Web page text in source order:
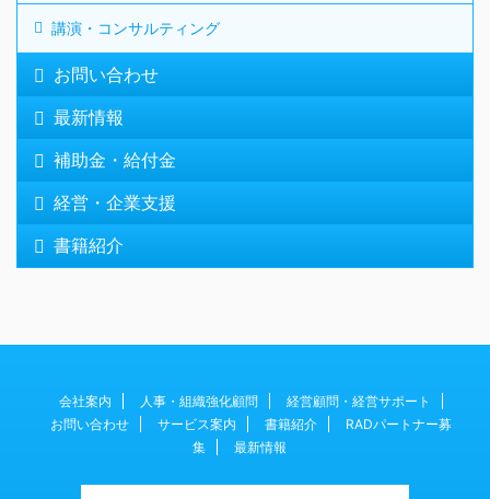
講演・コンサルティング
お問い合わせ
最新情報
補助金・給付金
経営・企業支援
書籍紹介
会社案内 人事・組織強化顧問
経営顧問・経営サポート
お問い合わせ
サービス案内 書籍紹介
RADパートナー募
集
最新情報